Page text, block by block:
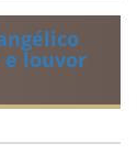
louvor